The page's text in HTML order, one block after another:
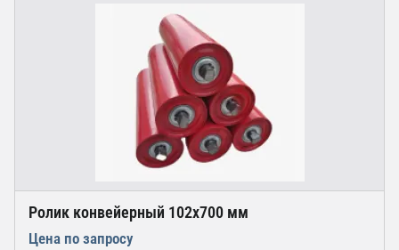
Ролик конвейерный 102х700 мм
Цена по запросу